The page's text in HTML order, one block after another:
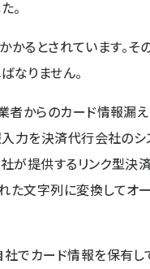
。
かるとされています。そ
なりません。
者からのカード情報漏
入力を決済代行会社のシ
が提供するリンク型決
文字列に変換してオ
でカード情報を保有し